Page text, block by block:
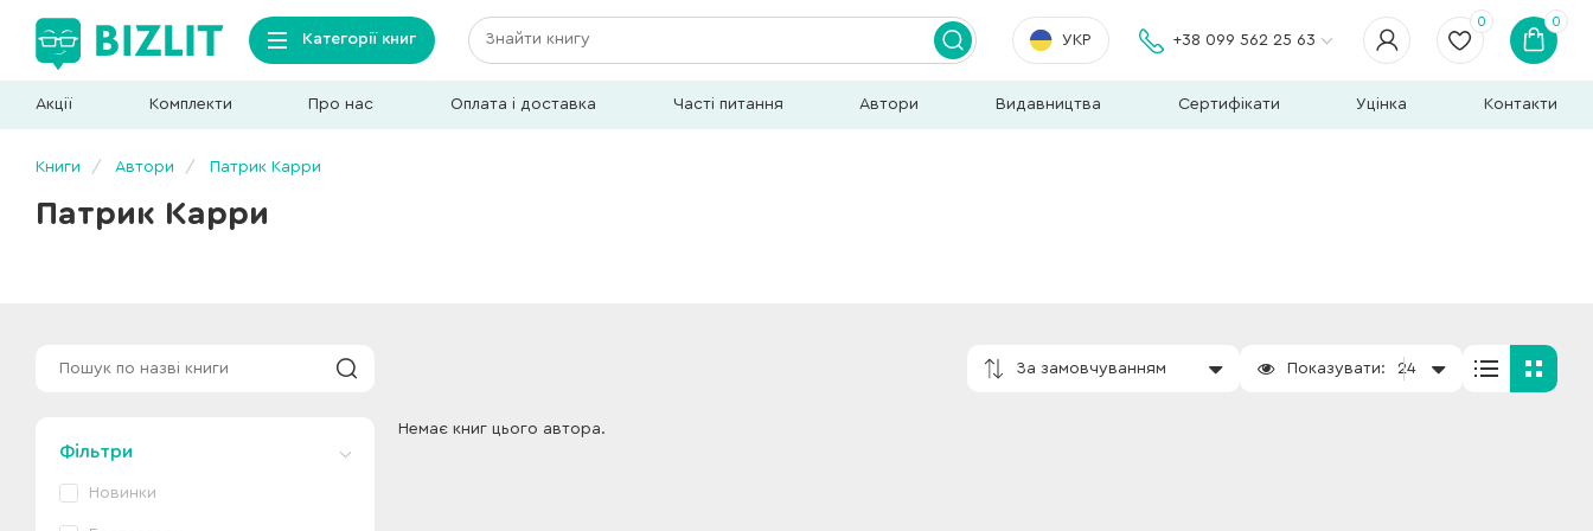
Категорії книг УКР +38 099 562 25 63
0 0
Акції Комплекти Про нас Оплата і доставка Часті питання Автори Видавництва Сертифікати Уцінка Контакти
Книги Автори Патрик Карри
Патрик Карри
За замовчуванням Показувати: 24
Фільтри
Новинки
Немає книг цього автора.